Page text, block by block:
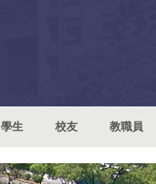
學生 校友 教職員